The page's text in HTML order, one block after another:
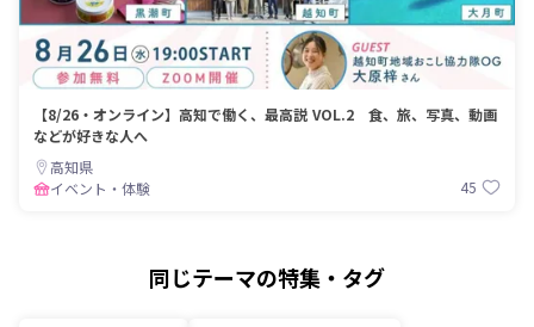
【8/26・オンライン】高知で働く、最高説 VOL.2 食、旅、写真、動画
などが好きな人へ
高知県
イベント・体験
45
同じテーマの特集・タグ